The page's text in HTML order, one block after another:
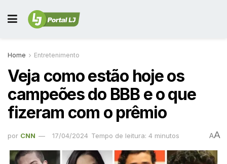
Home Entretenimento
Veja como estão hoje os
campeões do BBB e o que
fizeram com o prêmio
por CNN 17/04/2024 Tempo de leitura: 4 minutos AA